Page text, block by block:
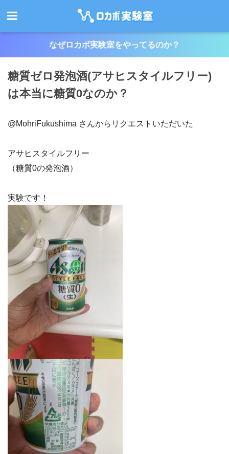
なぜロカボ実験室をやってるのか？
糖質ゼロ発泡酒(アサヒスタイルフリー)
は本当に糖質0なのか？
@MohriFukushima さんからリクエストいただいた
アサヒスタイルフリー
（糖質0の発泡酒）
実験です！